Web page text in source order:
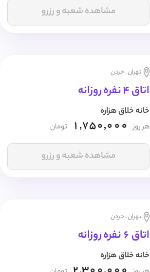
مشاهده شعبه و رزرو
تهران ، جردن
اتاق 4 نفره روزانه
خانه خلاق هزاره
هر روز 1,750,000 تومان
مشاهده شعبه و رزرو
تهران ، جردن
اتاق 6 نفره روزانه
خانه خلاق هزاره